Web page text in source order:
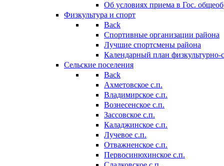
Об условиях приема в Гос.
Физкультура и спорт
Back
Спортивные организации района
Лучшие спортсмены района
Календарный план
Сельские поселения
Back
Ахметовское с.п.
Владимирское с.п.
Вознесенское с.п.
Зассовское с.п.
Каладжинское с.п.
Лучевое с.п.
Отважненское с.п.
Первосинюхинское с.п.